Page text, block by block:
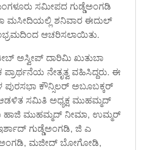
ಸಮೀಪದ ಗುಡ್ಡೆಅಂಗಡಿ
ಮಸೀದಿಯಲ್ಲಿ ಶನಿವಾರ ಈದುಲ್
ಆಚರಿಸಲಾಯಿತು.
ಅಸ್ವೀಪ್ ದಾರಿಮಿ ಖುತುಬಾ
ನೇತೃತ್ವ ವಹಿಸಿದ್ದರು. ಈ
ಪುರಸಭಾ ಕೌನ್ಸಿಲರ್ ಅಬೂಬಕ್ಕರ್
ಸಮಿತಿ ಅಧ್ಯಕ್ಷ ಮುಹಮ್ಮದ್
ಹಾಜಿ ಮುಹಮ್ಮದ್ ನೀಮಾ, ಉಮ್ಮರ್
ಗುಡ್ಡೆಅಂಗಡಿ, ಜಿ ಎ
ಮಜೀದ್ ಬೋಗೋಡಿ,